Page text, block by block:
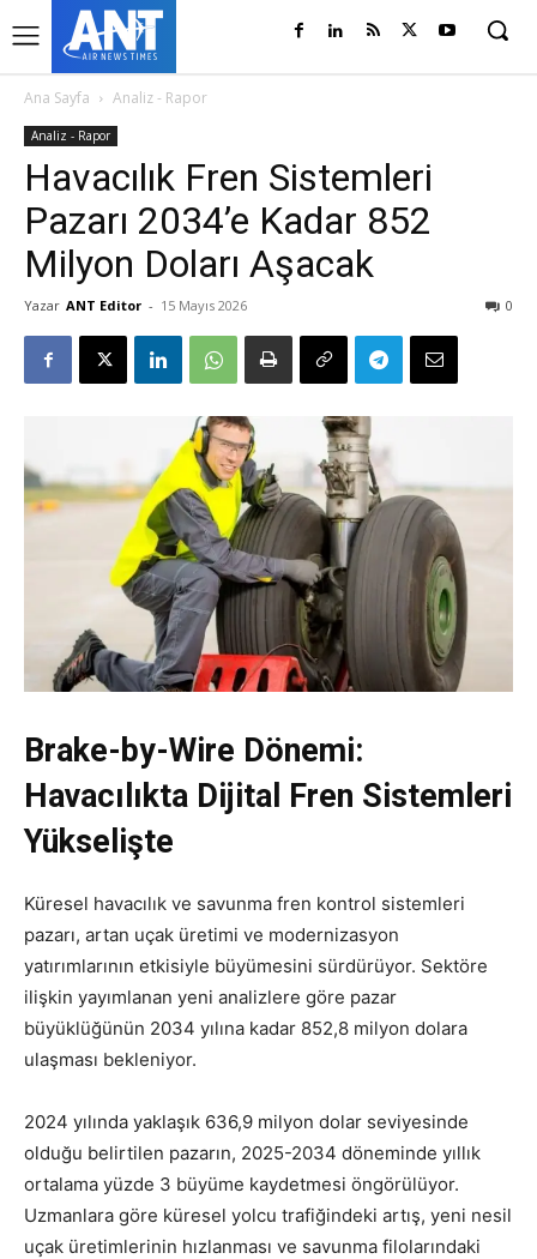
Ana Sayfa Analiz - Rapor
Analiz - Rapor
Havacılık Fren Sistemleri
Pazarı 2034’e Kadar 852
Milyon Doları Aşacak
Yazar ANT Editor - 15 Mayıs 2026 0
Brake-by-Wire Dönemi:
Havacılıkta Dijital Fren Sistemleri
Yükselişte
Küresel havacılık ve savunma fren kontrol sistemleri
pazarı, artan uçak üretimi ve modernizasyon
yatırımlarının etkisiyle büyümesini sürdürüyor. Sektöre
ilişkin yayımlanan yeni analizlere göre pazar
büyüklüğünün 2034 yılına kadar 852,8 milyon dolara
ulaşması bekleniyor.
2024 yılında yaklaşık 636,9 milyon dolar seviyesinde
olduğu belirtilen pazarın, 2025-2034 döneminde yıllık
ortalama yüzde 3 büyüme kaydetmesi öngörülüyor.
Uzmanlara göre küresel yolcu trafiğindeki artış, yeni nesil
uçak üretimlerinin hızlanması ve savunma filolarındaki